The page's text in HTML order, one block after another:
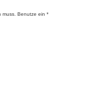
muss. Benutze ein *